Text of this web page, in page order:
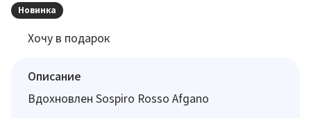
Новинка
Хочу в подарок
Описание
Вдохновлен Sospiro Rosso Afgano